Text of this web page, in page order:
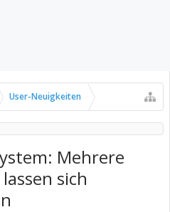
User-Neuigkeiten
Mehrere
sich